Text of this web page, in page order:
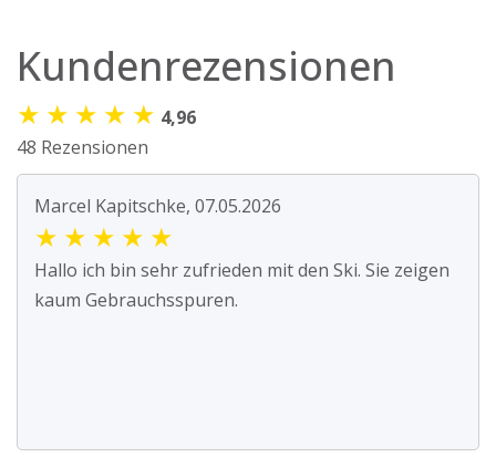
Kundenrezensionen
★ ★ ★ ★ ★ 4,96
48 Rezensionen
Marcel Kapitschke, 07.05.2026
★ ★ ★ ★ ★
Hallo ich bin sehr zufrieden mit den Ski. Sie zeigen
kaum Gebrauchsspuren.